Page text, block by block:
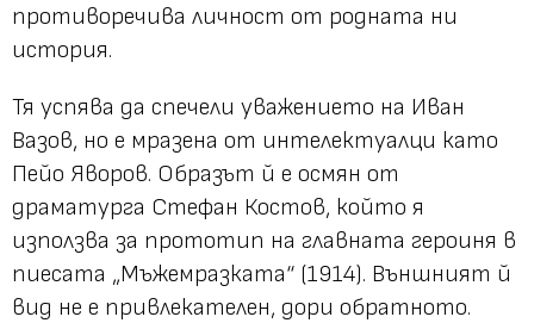
противоречива личност от родната ни
история.
Тя успява да спечели уважението на Иван
Вазов, но е мразена от интелектуалци като
Пейо Яворов. Образът й е осмян от
драматурга Стефан Костов, който я
използва за прототип на главната героиня в
пиесата „Мъжемразката“ (1914). Външният й
вид не е привлекателен, дори обратното.